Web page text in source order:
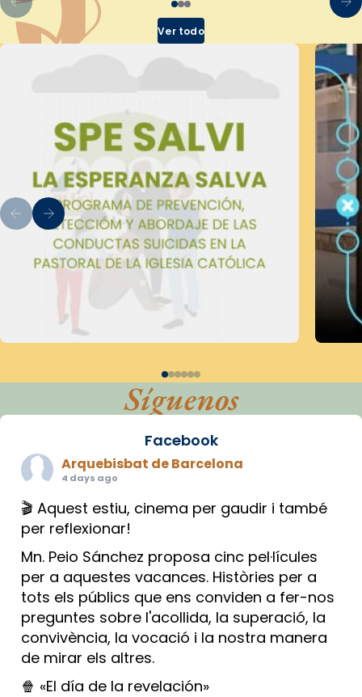
Ver todo
Síguenos
Facebook
Arquebisbat de Barcelona
4 days ago
🎬 Aquest estiu, cinema per gaudir i també
per reflexionar!
Mn. Peio Sánchez proposa cinc pel·lícules
per a aquestes vacances. Històries per a
tots els públics que ens conviden a fer-nos
preguntes sobre l'acollida, la superació, la
convivència, la vocació i la nostra manera
de mirar els altres.
🍿 «El día de la revelación»